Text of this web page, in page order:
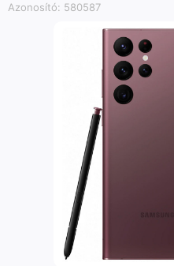
Azonosító: 580587